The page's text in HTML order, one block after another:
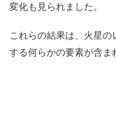
変化も見られました。
これらの結果は、火星
する何らかの要素が含ま